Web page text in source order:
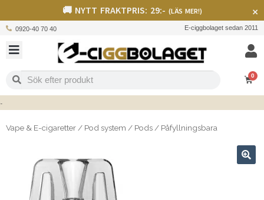
🚚 NYTT FRAKTPRIS: 29:- (LÄS MER!) ×
0920-40 70 40 E-ciggbolaget sedan 2011
0
Vape & E-cigaretter / Pod system / Pods / Påfyllningsbara